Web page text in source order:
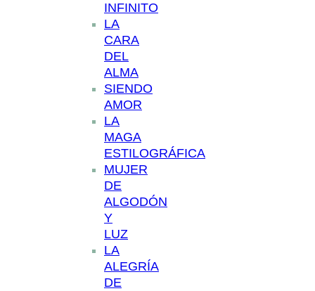
INFINITO
LA
CARA
DEL
ALMA
SIENDO
AMOR
LA
MAGA
ESTILOGRÁFICA
MUJER
DE
ALGODÓN
Y
LUZ
LA
ALEGRÍA
DE